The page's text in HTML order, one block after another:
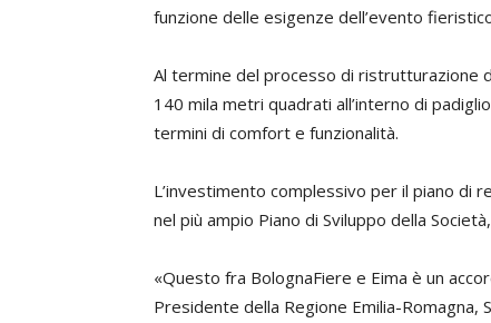
funzione delle esigenze dell’evento
Al termine del processo di ristrutturazione
140 mila metri quadrati all’interno di
termini di comfort e funzionalità.
L’investimento complessivo per il piano di
nel più ampio Piano di Sviluppo della
«Questo fra BolognaFiere e Eima è un
Presidente della Regione Emilia-Romagna,